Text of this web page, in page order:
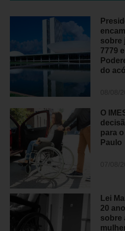
sobre
7779
do
O
para
Paulo
Lei
20
sobre